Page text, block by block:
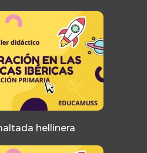
hellinera​